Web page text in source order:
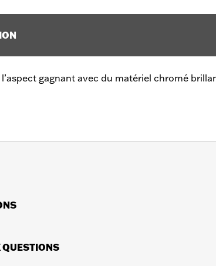
gagnant avec du matériel chromé
à l’ensemble de fourreaux de fourche en
la boîte:Vis à tête cylindrique chromées
QUESTIONS